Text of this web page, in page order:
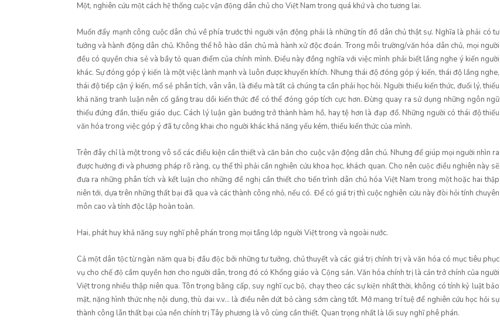
Một, nghiên cứu một cách hệ thống cuộc vận động dân chủ cho Việt Nam trong quá khứ và cho tương lai.
Muốn đẩy mạnh công cuộc dân chủ về phía trước thì người vận động phải là những tín đồ dân chủ thật sự. Nghĩa là phải có tư
tưởng và hành động dân chủ. Không thể hô hào dân chủ mà hành xử độc đoán. Trong môi trường/văn hóa dân chủ, mọi người
đều có quyền chia sẻ và bầy tỏ quan điểm của chính mình. Điều này đồng nghĩa với việc mình phải biết lắng nghe ý kiến người
khác. Sự đóng góp ý kiến là một việc lành mạnh và luôn được khuyến khích. Nhưng thái độ đóng góp ý kiến, thái độ lắng nghe,
thái độ tiếp cận ý kiến, mổ sẻ phân tích, vân vân, là điều mà tất cả chúng ta cần phải học hỏi. Người thiếu kiến thức, đuối lý, thiếu
khả năng tranh luận nên cố gắng trau dồi kiến thức để có thể đóng góp tích cực hơn. Đừng quay ra sử dụng những ngôn ngữ
thiếu đứng đắn, thiếu giáo dục. Cách lý luận gàn bướng trở thành hàm hồ, hay tệ hơn là đạp đổ. Những người có thái độ thiếu
văn hóa trong việc góp ý đã tự công khai cho người khác khả năng yếu kém, thiếu kiến thức của mình.
Trên đây chỉ là một trong vô số các điều kiện cần thiết và căn bản cho cuộc vận động dân chủ. Nhưng để giúp mọi người nhìn ra
được hướng đi và phương pháp rõ ràng, cụ thể thì phải cần nghiên cứu khoa học, khách quan. Cho nên cuộc điều nghiên này sẽ
đưa ra những phân tích và kết luận cho những đề nghị cần thiết cho tiến trình dân chủ hóa Việt Nam trong một hoặc hai thập
niên tới, dựa trên những thất bại đã qua và các thành công nhỏ, nếu có. Để có giá trị thì cuộc nghiên cứu này đòi hỏi tính chuyên
môn cao và tính độc lập hoàn toàn.
Hai, phát huy khả năng suy nghĩ phê phán trong mọi tầng lớp người Việt trong và ngoài nước.
Cả một dân tộc từ ngàn năm qua bị đầu độc bởi những tư tưởng, chủ thuyết và các giá trị chính trị và văn hóa có mục tiêu phục
vụ cho chế độ cầm quyền hơn cho người dân, trong đó có Khổng giáo và Cộng sản. Văn hóa chính trị là cản trở chính của người
Việt trong nhiều thập niên qua. Tôn trọng bằng cấp, suy nghĩ cục bộ, chạy theo các sự kiện nhất thời, không có tính kỷ luật bảo
mật, nặng hình thức nhẹ nội dung, thù dai v.v... là điều nên dứt bỏ càng sớm càng tốt. Mở mang trí tuệ để nghiên cứu học hỏi sự
thành công lẫn thất bại của nền chính trị Tây phương là vô cùng cần thiết. Quan trọng nhất là lối suy nghĩ phê phán.